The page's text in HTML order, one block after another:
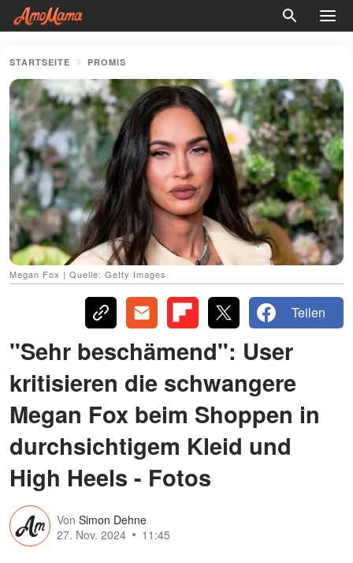
STARTSEITE PROMIS
Megan Fox | Quelle: Getty Images
Teilen
"Sehr beschämend": User
kritisieren die schwangere
Megan Fox beim Shoppen in
durchsichtigem Kleid und
High Heels - Fotos
Von Simon Dehne
27. Nov. 2024
11:45